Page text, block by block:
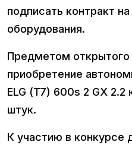
подписать контракт
оборудования.
Предметом открытого
приобретение
ELG (T7) 600s 2 GX 2.2
штук.
К участию в конкурсе